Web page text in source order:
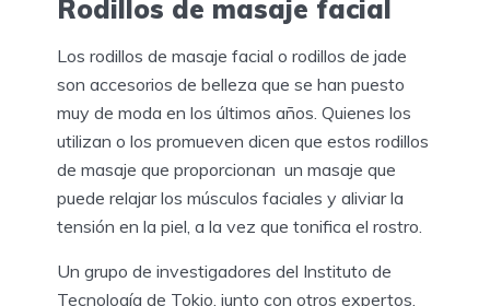
Rodillos de masaje facial
Los rodillos de masaje facial o rodillos de jade
son accesorios de belleza que se han puesto
muy de moda en los últimos años. Quienes los
utilizan o los promueven dicen que estos rodillos
de masaje que proporcionan un masaje que
puede relajar los músculos faciales y aliviar la
tensión en la piel, a la vez que tonifica el rostro.
Un grupo de investigadores del Instituto de
Tecnología de Tokio, junto con otros expertos,